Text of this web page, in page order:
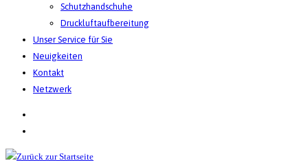
Schutzhandschuhe
Druckluftaufbereitung
Unser Service für Sie
Neuigkeiten
Kontakt
Netzwerk